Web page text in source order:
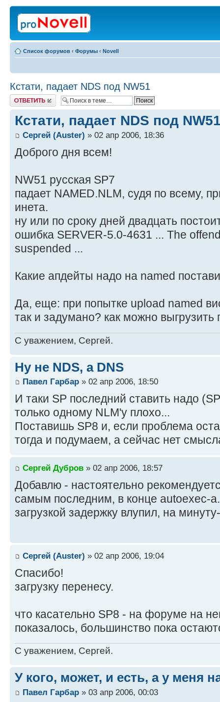
Список форумов ‹ Форумы ‹ Novell
Кстати, падает NDS под NW51
Ответить
Кстати, падает NDS под
Сергей (Auster) » 02 апр 2006, 18:36
Доброго дня всем!
NW51 русская SP7
падает NAMED.NLM, судя по всему,
инета.
ну или по сроку дней двадцать
ошибка SERVER-5.0-4631 ... The
suspended ...
Какие апдейты надо на named
Да, еще: при попытке upload named
так и задумано? как можно
С уважением, Сергей.
Ну не NDS, а DNS
Павел Гарбар » 02 апр 2006, 18:50
И таки SP последний ставить надо
только одному NLM'у плохо...
Поставишь SP8 и, если проблема
тогда и подумаем, а сейчас нет
Сергей Дубров » 02 апр 2006, 18:57
Добавлю - настоятельно
самым последним, в конце autoexec-
загрузкой задержку влупил, на
Сергей (Auster) » 02 апр 2006, 19:04
Спасибо!
загрузку перенесу.
что касательно SP8 - на форуме на
показалось, большинство пока
С уважением, Сергей.
У кого, может, и есть, а у меня
Павел Гарбар » 03 апр 2006, 00:03